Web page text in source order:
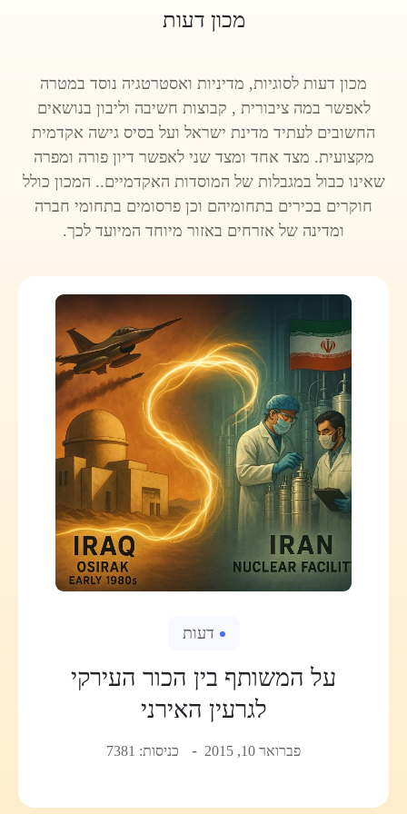
מכון דעות
מכון דעות לסוגיות, מדיניות ואסטרטגיה נוסד במטרה
לאפשר במה ציבורית , קבוצות חשיבה וליבון בנושאים
החשובים לעתיד מדינת ישראל ועל בסיס גישה אקדמית
מקצועית. מצד אחד ומצד שני לאפשר דיון פורה ומפרה
שאינו כבול במגבלות של המוסדות האקדמיים.. המכון כולל
חוקרים בכירים בתחומיהם וכן פרסומים בתחומי חברה
ומדינה של אזרחים באזור מיוחד המיועד לכך.
דעות
על המשותף בין הכור העירקי
לגרעין האירני
פברואר 10, 2015 כניסות: 7381